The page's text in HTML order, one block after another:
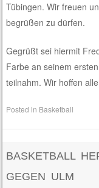
Tübingen. Wir freuen
begrüßen zu dürfen.
Gegrüßt sei hiermit
Farbe an seinem
teilnahm. Wir hoffen
Posted in Basketball
BASKETBALL
GEGEN ULM